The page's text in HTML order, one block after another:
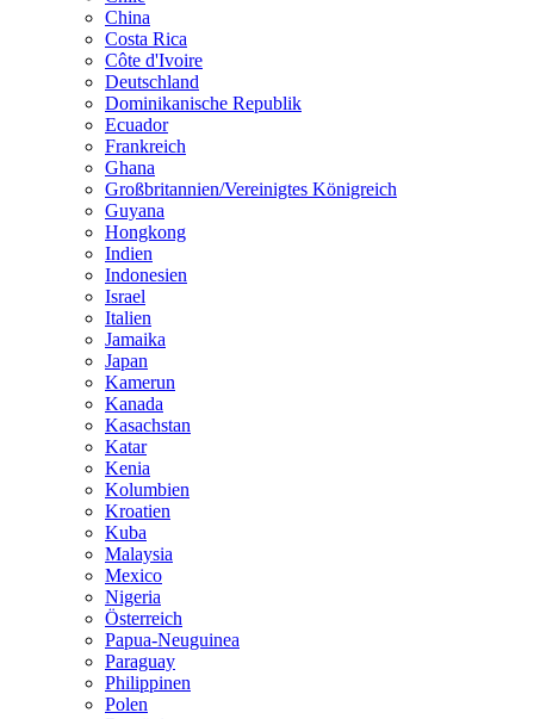
China
Costa Rica
Côte d'Ivoire
Deutschland
Dominikanische Republik
Ecuador
Frankreich
Ghana
Großbritannien/Vereinigtes Königreich
Guyana
Hongkong
Indien
Indonesien
Israel
Italien
Jamaika
Japan
Kamerun
Kanada
Kasachstan
Katar
Kenia
Kolumbien
Kroatien
Kuba
Malaysia
Mexico
Nigeria
Österreich
Papua-Neuguinea
Paraguay
Philippinen
Polen